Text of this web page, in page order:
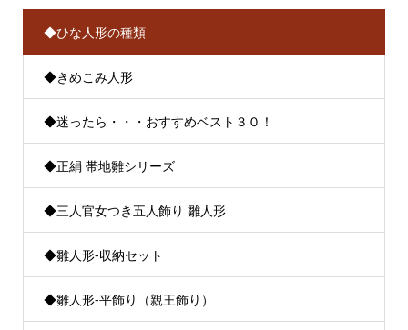
◆ひな人形の種類
◆きめこみ人形
◆迷ったら・・・おすすめベスト３０！
◆正絹 帯地雛シリーズ
◆三人官女つき五人飾り 雛人形
◆雛人形-収納セット
◆雛人形-平飾り（親王飾り）